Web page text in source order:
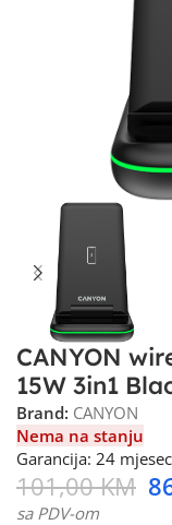
CANYON
15W 3in1
Brand: CANYON
Nema na stanju
Garancija: 24
101,00KM
sa PDV-om